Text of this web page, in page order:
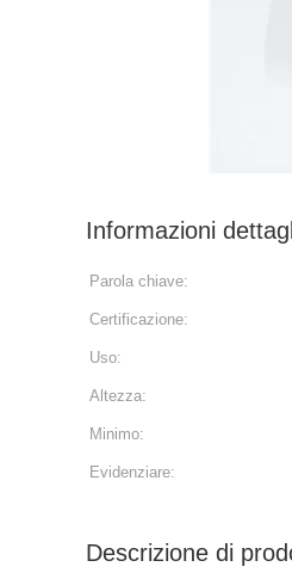
Informazioni
Parola chiave:
Certificazione:
Uso:
Altezza:
Minimo:
Evidenziare:
Descrizione di